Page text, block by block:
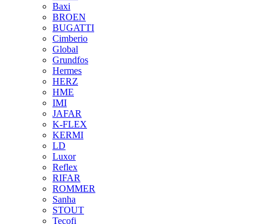
Baxi
BROEN
BUGATTI
Cimberio
Global
Grundfos
Hermes
HERZ
HME
IMI
JAFAR
K-FLEX
KERMI
LD
Luxor
Reflex
RIFAR
ROMMER
Sanha
STOUT
Tecofi